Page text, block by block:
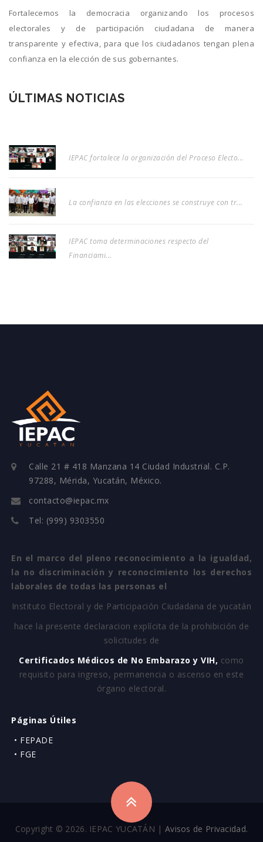
Fortalecemos la democracia organizando los procesos
electorales y de participación ciudadana de manera
transparente y efectiva, para que los ciudadanos tengan plena
confianza en la elección de sus gobernantes.
ÚLTIMAS NOTICIAS
IEPAC fortalece la organización del Proceso Electo...
La confianza en las elecciones se construye con tr...
IEPAC toma determinaciones respecto del
Financiami...
Calle 21 # 418 Manzana 14 Ciudad Industrial. C.P.
97288, Mérida, Yucatán, México.
contacto@iepac.mx
Tel: (999) 9303550
En el marco del pleno reconocimiento a la igualdad,
la no discriminación y reconocimiento los derechos
laborales de todas las personas el
Instituto Electoral y de Participación Ciudadana de yucatán
hace la presente declaracion explícita de la prohibición de
solicitudes de
Certificados Médicos de No Embarazo y VIH, como
requisito para ingreso, permanencia o ascenso en este
órgano electoral.
Páginas Útiles
• FEPADE
• FGE
Copyright © 2026. IEPAC YUCATÁN | Avisos de Privacidad.